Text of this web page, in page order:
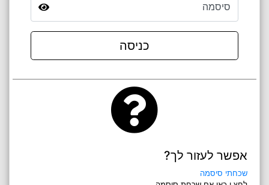
סיסמה
כניסה
אפשר לעזור לך?
שכחתי סיסמה